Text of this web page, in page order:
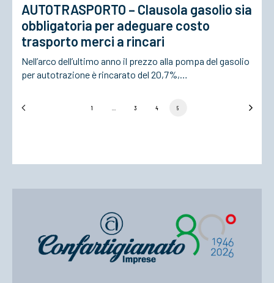
AUTOTRASPORTO – Clausola gasolio sia
obbligatoria per adeguare costo
trasporto merci a rincari
Nell’arco dell’ultimo anno il prezzo alla pompa del gasolio
per autotrazione è rincarato del 20,7%,…
1 3 4 5